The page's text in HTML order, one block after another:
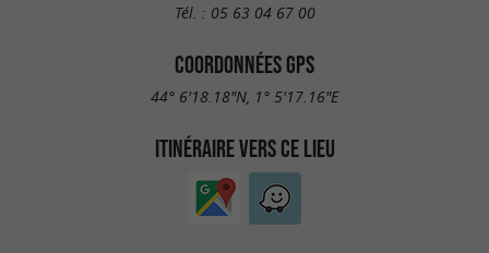
Tél. : 05 63 04 67 00
COORDONNÉES GPS
44° 6'18.18"N, 1° 5'17.16"E
ITINÉRAIRE VERS CE LIEU